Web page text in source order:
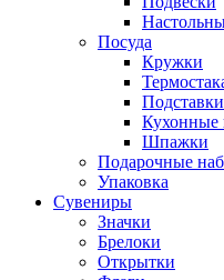
Посуда
Кружки
Кухонные
Шпажки
Подарочные
Упаковка
Сувениры
Значки
Брелоки
Открытки